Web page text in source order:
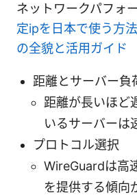
ネットワークパフォ
定ipを日本で使う方
の全貌と活用ガイド
距離とサーバー負
距離が長いほど
いるサーバーは
プロトコル選択
WireGuardは高
を提供する傾向